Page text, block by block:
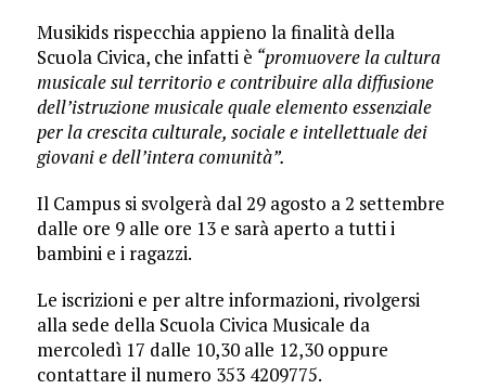
Musikids rispecchia appieno la finalità della
Scuola Civica, che infatti è “promuovere la cultura
musicale sul territorio e contribuire alla diffusione
dell’istruzione musicale quale elemento essenziale
per la crescita culturale, sociale e intellettuale dei
giovani e dell’intera comunità”.
Il Campus si svolgerà dal 29 agosto a 2 settembre
dalle ore 9 alle ore 13 e sarà aperto a tutti i
bambini e i ragazzi.
Le iscrizioni e per altre informazioni, rivolgersi
alla sede della Scuola Civica Musicale da
mercoledì 17 dalle 10,30 alle 12,30 oppure
contattare il numero 353 4209775.